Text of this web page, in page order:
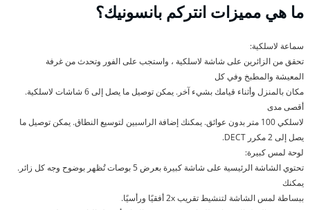
ما هي مميزات انتركم بانسونيك؟
سماعة لاسلكية:
تحقق من الزائرين على شاشة لاسلكية ، واستجب على الفور وتحدث من غرفة
المعيشة والمطبخ وفي كل
مكان بالمنزل وأثناء قيامك بشيء آخر. يمكن توصيل ما يصل إلى 6 شاشات لاسلكية.
أقصى مدى
لاسلكي 100 متر بدون عوائق. يمكنك إضافة الراسبين لتوسيع النطاق. يمكن توصيل ما
يصل إلى 2 مكرر DECT.
لوحة لمس كبيرة:
تحتوي الشاشة الرئيسية على شاشة كبيرة بعرض 5 بوصات تُظهر بوضوح وجه كل زائر.
يمكنك
ببساطة لمس الشاشة لتنشيط تقريب 2x أفقيًا ورأسيًا.